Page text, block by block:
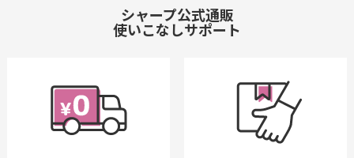
シャープ公式通販
使いこなしサポート